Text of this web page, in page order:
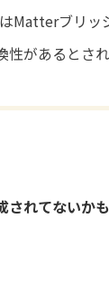
Matterブリ
があるとされ
れてないかも